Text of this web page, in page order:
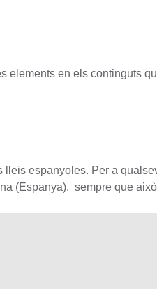
elements en els continguts
espanyoles. Per a
(Espanya), ​​ sempre que